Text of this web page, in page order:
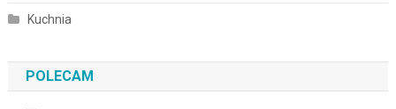
Kuchnia
POLECAM